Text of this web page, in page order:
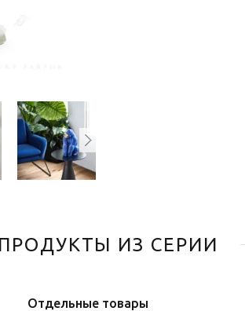
ИЗ СЕРИИ
Отдельные товары